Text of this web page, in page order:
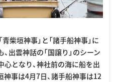
柴垣神事」と「諸手船神事」に
出雲神話の「国譲り」のシーン
心となり、神社前の海に船を出
神事は4月7日、諸手船神事は12